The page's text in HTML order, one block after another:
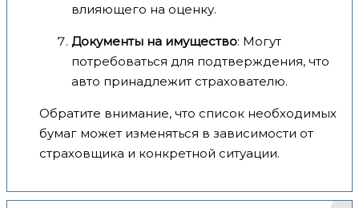
влияющего на оценку.
Документы на имущество: Могут
потребоваться для подтверждения, что
авто принадлежит страхователю.
Обратите внимание, что список необходимых
бумаг может изменяться в зависимости от
страховщика и конкретной ситуации.